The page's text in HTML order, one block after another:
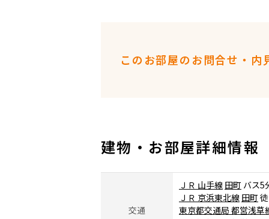
このお部屋のお問合せ・内
建物・お部屋詳細情報
交通
ＪＲ 山手線 田町 バス5
ＪＲ 京浜東北線 田町
東京都交通局 都営浅草